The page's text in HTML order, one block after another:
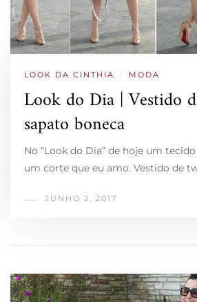
LOOK DA CINTHIA / MODA
Look do Dia | Vestido
sapato boneca
No “Look do Dia” de hoje um
um corte que eu amo. Vestido de
JUNHO 2, 2017